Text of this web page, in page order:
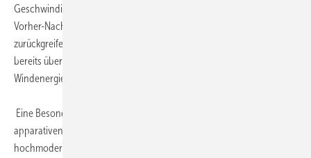
Geschwindigkeit der Rotoren zu untersuchen. Zudem können sie für
Vorher-Nachher-Vergleiche auf umfangreiche Datenreihen
zurückgreifen, da die Untersuchungen in Vorläufervorhaben des BfN
bereits über mehrere Jahre vor der Errichtung der
Windenergieanlagen durchgeführt werden konnten.
Eine Besonderheit des Testfeldes liegt in der umfassenden
apparativen Ausstattung. Die aufgenommenen Daten einer Vielzahl
hochmoderner Messinstrumente ermöglichen einen bestmöglichen